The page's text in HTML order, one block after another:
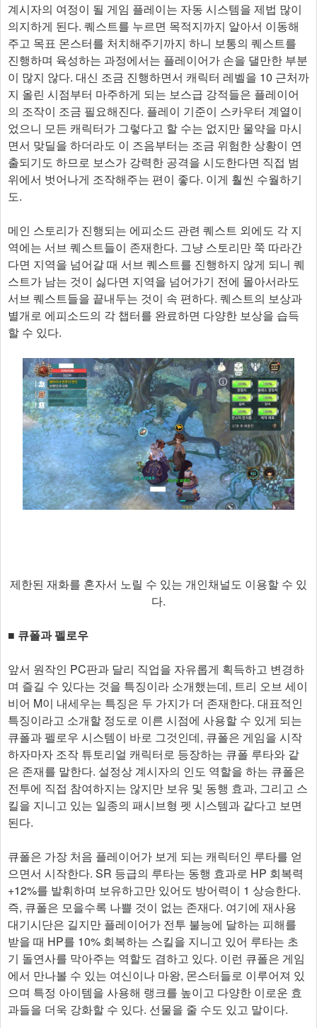
계시자의 여정이 될 게임 플레이는 자동 시스템을 제법 많이
의지하게 된다. 퀘스트를 누르면 목적지까지 알아서 이동해
주고 목표 몬스터를 처치해주기까지 하니 보통의 퀘스트를
진행하며 육성하는 과정에서는 플레이어가 손을 댈만한 부분
이 많지 않다. 대신 조금 진행하면서 캐릭터 레벨을 10 근처까
지 올린 시점부터 마주하게 되는 보스급 강적들은 플레이어
의 조작이 조금 필요해진다. 플레이 기준이 스카우터 계열이
었으니 모든 캐릭터가 그렇다고 할 수는 없지만 물약을 마시
면서 맞딜을 하더라도 이 즈음부터는 조금 위험한 상황이 연
출되기도 하므로 보스가 강력한 공격을 시도한다면 직접 범
위에서 벗어나게 조작해주는 편이 좋다. 이게 훨씬 수월하기
도.
메인 스토리가 진행되는 에피소드 관련 퀘스트 외에도 각 지
역에는 서브 퀘스트들이 존재한다. 그냥 스토리만 쭉 따라간
다면 지역을 넘어갈 때 서브 퀘스트를 진행하지 않게 되니 퀘
스트가 남는 것이 싫다면 지역을 넘어가기 전에 몰아서라도
서브 퀘스트들을 끝내두는 것이 속 편하다. 퀘스트의 보상과
별개로 에피소드의 각 챕터를 완료하면 다양한 보상을 습득
할 수 있다.
제한된 재화를 혼자서 노릴 수 있는 개인채널도 이용할 수 있
다.
■ 큐폴과 펠로우
앞서 원작인 PC판과 달리 직업을 자유롭게 획득하고 변경하
며 즐길 수 있다는 것을 특징이라 소개했는데, 트리 오브 세이
비어 M이 내세우는 특징은 두 가지가 더 존재한다. 대표적인
특징이라고 소개할 정도로 이른 시점에 사용할 수 있게 되는
큐폴과 펠로우 시스템이 바로 그것인데, 큐폴은 게임을 시작
하자마자 조작 튜토리얼 캐릭터로 등장하는 큐폴 루타와 같
은 존재를 말한다. 설정상 계시자의 인도 역할을 하는 큐폴은
전투에 직접 참여하지는 않지만 보유 및 동행 효과, 그리고 스
킬을 지니고 있는 일종의 패시브형 펫 시스템과 같다고 보면
된다.
큐폴은 가장 처음 플레이어가 보게 되는 캐릭터인 루타를 얻
으면서 시작한다. SR 등급의 루타는 동행 효과로 HP 회복력
+12%를 발휘하며 보유하고만 있어도 방어력이 1 상승한다.
즉, 큐폴은 모을수록 나쁠 것이 없는 존재다. 여기에 재사용
대기시단은 길지만 플레이어가 전투 불능에 달하는 피해를
받을 때 HP를 10% 회복하는 스킬을 지니고 있어 루타는 초
기 돌연사를 막아주는 역할도 겸하고 있다. 이런 큐폴은 게임
에서 만나볼 수 있는 여신이나 마왕, 몬스터들로 이루어져 있
으며 특정 아이템을 사용해 랭크를 높이고 다양한 이로운 효
과들을 더욱 강화할 수 있다. 선물을 줄 수도 있고 말이다.